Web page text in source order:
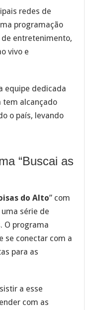
redes de
programação
entretenimento,
vivo e
equipe dedicada
tem alcançado
o país, levando
“Buscai as
do Alto” com
uma série de
O programa
se conectar com a
para as
a esse
com as